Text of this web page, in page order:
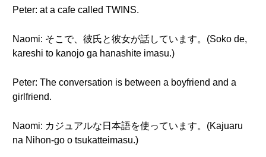
Peter: at a cafe called TWINS.
Naomi: そこで、彼氏と彼女が話しています。(Soko de,
kareshi to kanojo ga hanashite imasu.)
Peter: The conversation is between a boyfriend and a
girlfriend.
Naomi: カジュアルな日本語を使っています。(Kajuaru
na Nihon-go o tsukatteimasu.)